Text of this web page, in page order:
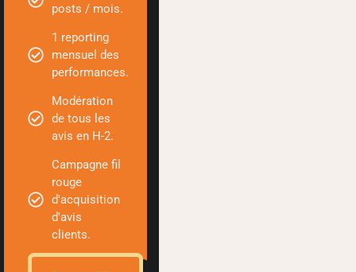
posts / mois.
1 reporting
mensuel des
performances.
Modération
de tous les
avis en H-2.
Campagne fil
rouge
d'acquisition
d'avis
clients.